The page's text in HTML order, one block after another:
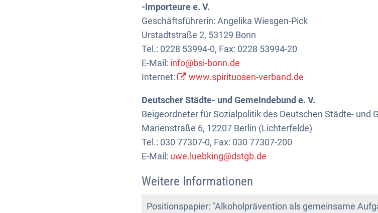
-Importeure e. V.
Geschäftsführerin: Angelika Wiesgen-Pick
Urstadtstraße 2, 53129 Bonn
Tel.: 0228 53994-0, Fax: 0228 53994-20
E-Mail: info@bsi-bonn.de
Internet:
www.spirituosen-verband.de
Deutscher Städte- und Gemeindebund e. V.
Beigeordneter für Sozialpolitik des Deutschen Städte- und
Marienstraße 6, 12207 Berlin (Lichterfelde)
Tel.: 030 77307-0, Fax: 030 77307-200
E-Mail: uwe.luebking@dstgb.de
Weitere Informationen
Positionspapier: "Alkoholprävention als gemeinsame